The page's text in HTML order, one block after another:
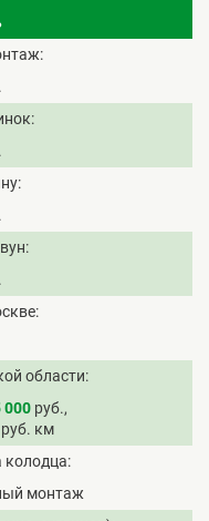
области
000 руб.,
руб. км
колодца
монтаж